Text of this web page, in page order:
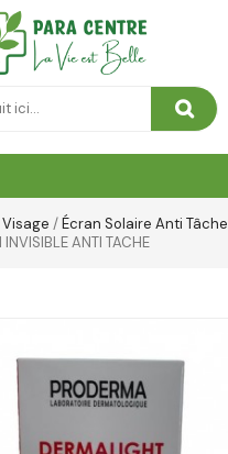
/Écran Solaire Anti Tâche
ANTI TACHE